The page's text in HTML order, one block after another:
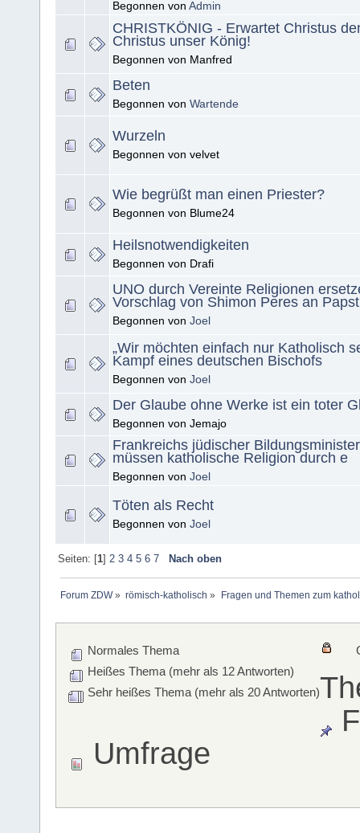
Begonnen von Admin
CHRISTKÖNIG - Erwartet Christus
Christus unser König!
Begonnen von Manfred
Beten
Begonnen von Wartende
Wurzeln
Begonnen von velvet
Wie begrüßt man einen Priester?
Begonnen von Blume24
Heilsnotwendigkeiten
Begonnen von Drafi
UNO durch Vereinte Religionen
Vorschlag von Shimon Peres an
Begonnen von Joel
„Wir möchten einfach nur Katholisch
Kampf eines deutschen Bischofs
Begonnen von Joel
Der Glaube ohne Werke ist ein toter
Begonnen von Jemajo
Frankreichs jüdischer
müssen katholische Religion durch e
Begonnen von Joel
Töten als Recht
Begonnen von Joel
Seiten: [1] 2 3 4 5 6 7 Nach oben
Forum ZDW» römisch-katholisch » Fragen und Themen zum
Normales Thema
Heißes Thema (mehr als 12 Antworten)
Sehr heißes Thema (mehr als 20 Antworten)
Umfrage